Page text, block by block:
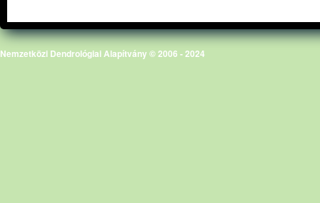
Nemzetközi Dendrológiai Alapítvány © 2006 - 2024